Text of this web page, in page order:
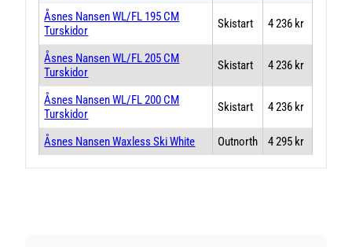
Åsnes Nansen WL/FL 195 CM
Turskidor
Skistart 4 236 kr
Åsnes Nansen WL/FL 205 CM
Turskidor
Skistart 4 236 kr
Åsnes Nansen WL/FL 200 CM
Turskidor
Skistart 4 236 kr
Åsnes Nansen Waxless Ski White Outnorth 4 295 kr